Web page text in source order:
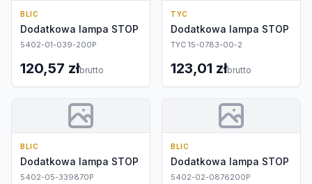
BLIC
Dodatkowa lampa STOP
5402-01-039-200P
120,57 złbrutto
TYC
Dodatkowa lampa STOP
TYC 15-0783-00-2
123,01 złbrutto
BLIC
Dodatkowa lampa STOP
5402-05-339870P
BLIC
Dodatkowa lampa STOP
5402-02-0876200P